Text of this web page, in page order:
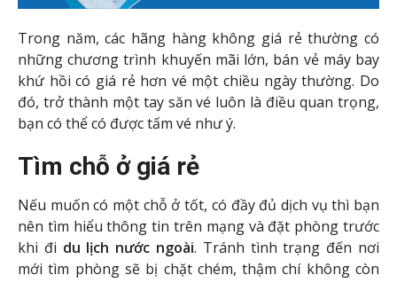
Trong năm, các hãng hàng không giá rẻ thường có
những chương trình khuyến mãi lớn, bán vẻ máy bay
khứ hồi có giá rẻ hơn vé một chiều ngày thường. Do
đó, trở thành một tay săn vé luôn là điều quan trọng,
bạn có thể có được tấm vé như ý.
Tìm chỗ ở giá rẻ
Nếu muốn có một chỗ ở tốt, có đầy đủ dịch vụ thì bạn
nên tìm hiểu thông tin trên mạng và đặt phòng trước
khi đi du lịch nước ngoài. Tránh tình trạng đến nơi
mới tìm phòng sẽ bị chặt chém, thậm chí không còn